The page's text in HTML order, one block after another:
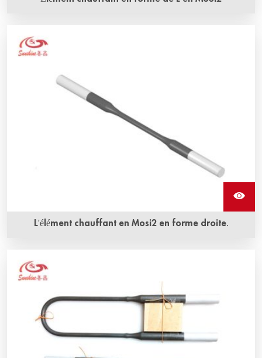
en L sont disponibles dans une variété de formes et de
tailles et offrent les températures de fonctionnement les
L'élément chauffant en Mosi2 en forme droite.
corrosion et à l'oxydation sont les avantages les plus
évidents de l'élément chauffant en Mosi2 en forme droite
de Sunshine.